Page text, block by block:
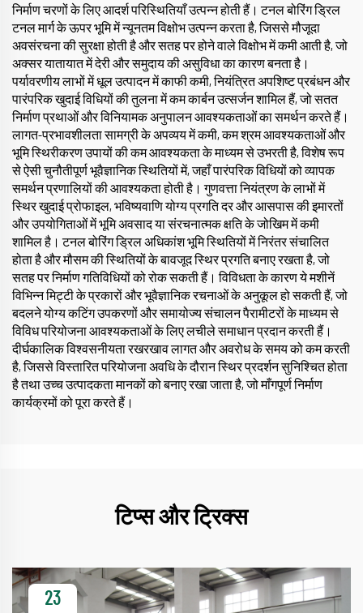
निर्माण चरणों के लिए आदर्श परिस्थितियाँ उत्पन्न होती हैं। टनल बोरिंग ड्रिल
टनल मार्ग के ऊपर भूमि में न्यूनतम विक्षोभ उत्पन्न करता है, जिससे मौजूदा
अवसंरचना की सुरक्षा होती है और सतह पर होने वाले विक्षोभ में कमी आती है, जो
अक्सर यातायात में देरी और समुदाय की असुविधा का कारण बनता है।
पर्यावरणीय लाभों में धूल उत्पादन में काफी कमी, नियंत्रित अपशिष्ट प्रबंधन और
पारंपरिक खुदाई विधियों की तुलना में कम कार्बन उत्सर्जन शामिल हैं, जो सतत
निर्माण प्रथाओं और विनियामक अनुपालन आवश्यकताओं का समर्थन करते हैं।
लागत-प्रभावशीलता सामग्री के अपव्यय में कमी, कम श्रम आवश्यकताओं और
भूमि स्थिरीकरण उपायों की कम आवश्यकता के माध्यम से उभरती है, विशेष रूप
से ऐसी चुनौतीपूर्ण भूवैज्ञानिक स्थितियों में, जहाँ पारंपरिक विधियों को व्यापक
समर्थन प्रणालियों की आवश्यकता होती है। गुणवत्ता नियंत्रण के लाभों में
स्थिर खुदाई प्रोफाइल, भविष्यवाणि योग्य प्रगति दर और आसपास की इमारतों
और उपयोगिताओं में भूमि अवसाद या संरचनात्मक क्षति के जोखिम में कमी
शामिल है। टनल बोरिंग ड्रिल अधिकांश भूमि स्थितियों में निरंतर संचालित
होता है और मौसम की स्थितियों के बावजूद स्थिर प्रगति बनाए रखता है, जो
सतह पर निर्माण गतिविधियों को रोक सकती हैं। विविधता के कारण ये मशीनें
विभिन्न मिट्टी के प्रकारों और भूवैज्ञानिक रचनाओं के अनुकूल हो सकती हैं, जो
बदलने योग्य कटिंग उपकरणों और समायोज्य संचालन पैरामीटरों के माध्यम से
विविध परियोजना आवश्यकताओं के लिए लचीले समाधान प्रदान करती हैं।
दीर्घकालिक विश्वसनीयता रखरखाव लागत और अवरोध के समय को कम करती
है, जिससे विस्तारित परियोजना अवधि के दौरान स्थिर प्रदर्शन सुनिश्चित होता
है तथा उच्च उत्पादकता मानकों को बनाए रखा जाता है, जो माँगपूर्ण निर्माण
कार्यक्रमों को पूरा करते हैं।
टिप्स और ट्रिक्स
23